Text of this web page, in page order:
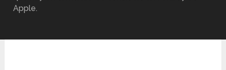
Apple.